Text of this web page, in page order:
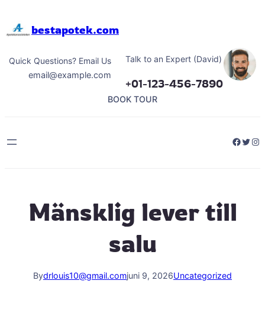
bestapotek.com
Quick Questions? Email Us
email@example.com
Talk to an Expert (David)
+01-123-456-7890
BOOK TOUR
Mänsklig lever till
salu
Bydrlouis10@gmail.comjuni 9, 2026Uncategorized